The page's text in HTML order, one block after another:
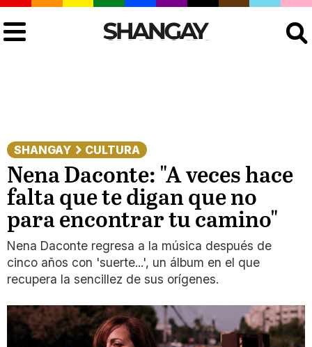
SHANGAY CULTURA
Nena Daconte: "A veces hace
falta que te digan que no
para encontrar tu camino"
Nena Daconte regresa a la música después de
cinco años con 'suerte...', un álbum en el que
recupera la sencillez de sus orígenes.